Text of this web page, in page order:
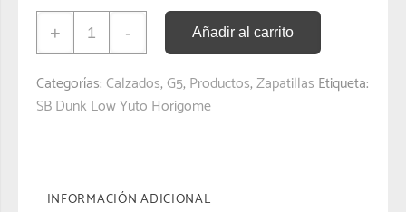
+ - Añadir al carrito
Categorías:Calzados,G5,Productos,Zapatillas Etiqueta:
SB Dunk Low Yuto Horigome
INFORMACIÓN ADICIONAL